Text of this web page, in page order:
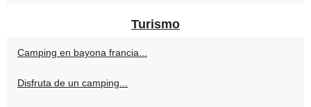
Turismo
Camping en bayona francia...
Disfruta de un camping...